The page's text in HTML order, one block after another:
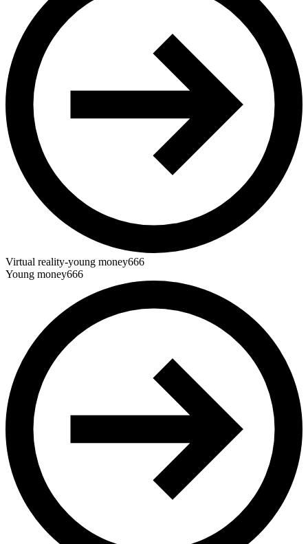
Virtual reality-young money666
Young money666